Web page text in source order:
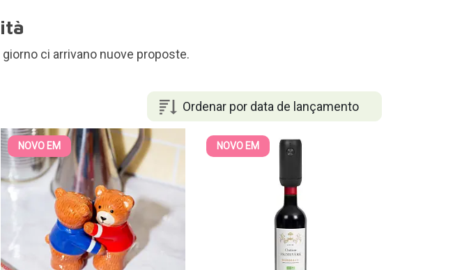
ci arrivano nuove proposte.
Ordenar por data de lançamento
NOVO EM NOVO EM